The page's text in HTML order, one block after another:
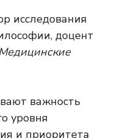
исследования
доцент
важность
уровня
и приоритета